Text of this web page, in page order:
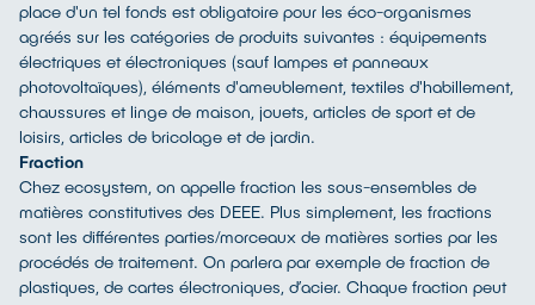
place d'un tel fonds est obligatoire pour les éco-organismes
agréés sur les catégories de produits suivantes : équipements
électriques et électroniques (sauf lampes et panneaux
photovoltaïques), éléments d'ameublement, textiles d'habillement,
chaussures et linge de maison, jouets, articles de sport et de
loisirs, articles de bricolage et de jardin.
Fraction
Chez ecosystem, on appelle fraction les sous-ensembles de
matières constitutives des DEEE. Plus simplement, les fractions
sont les différentes parties/morceaux de matières sorties par les
procédés de traitement. On parlera par exemple de fraction de
plastiques, de cartes électroniques, d’acier. Chaque fraction peut